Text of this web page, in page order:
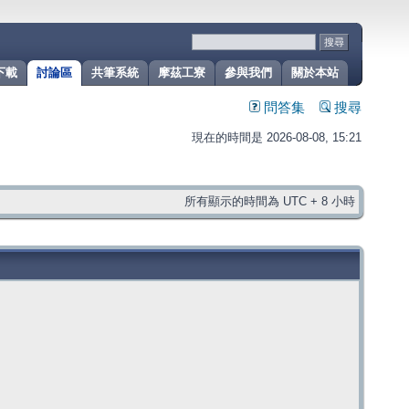
關於本站
參與我們
摩茲工寮
共筆系統
討論區
載
問答集 搜尋
現在的時間是 2026-08-08, 15:21
所有顯示的時間為 UTC + 8 小時